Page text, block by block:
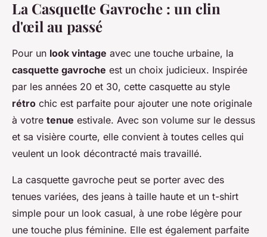
La Casquette Gavroche : un clin
d'œil au passé
Pour un look vintage avec une touche urbaine, la
casquette gavroche est un choix judicieux. Inspirée
par les années 20 et 30, cette casquette au style
rétro chic est parfaite pour ajouter une note originale
à votre tenue estivale. Avec son volume sur le dessus
et sa visière courte, elle convient à toutes celles qui
veulent un look décontracté mais travaillé.
La casquette gavroche peut se porter avec des
tenues variées, des jeans à taille haute et un t-shirt
simple pour un look casual, à une robe légère pour
une touche plus féminine. Elle est également parfaite